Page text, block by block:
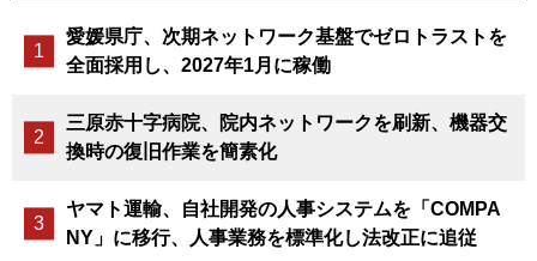
愛媛県庁、次期ネットワーク基盤でゼロトラストを
全面採用し、2027年1月に稼働
三原赤十字病院、院内ネットワークを刷新、機器交
換時の復旧作業を簡素化
ヤマト運輸、自社開発の人事システムを「COMPA
NY」に移行、人事業務を標準化し法改正に追従